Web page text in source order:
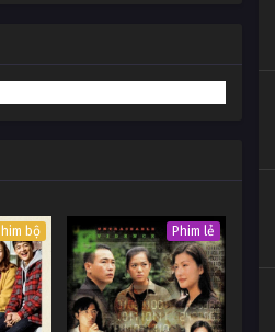
bộ Phim lẻ